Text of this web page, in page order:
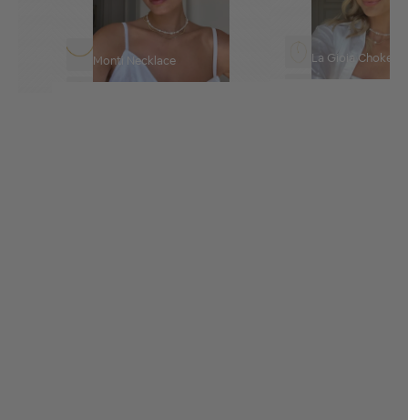
Monti Necklace La Gioia Choker